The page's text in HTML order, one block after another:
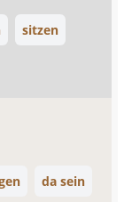
sitzen
da sein